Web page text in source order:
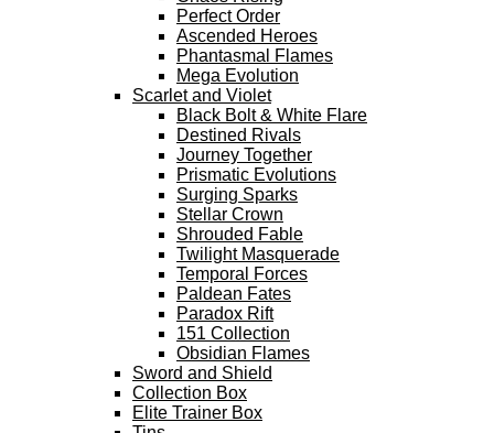
Perfect Order
Ascended Heroes
Phantasmal Flames
Mega Evolution
Scarlet and Violet
Black Bolt & White Flare
Destined Rivals
Journey Together
Prismatic Evolutions
Surging Sparks
Stellar Crown
Shrouded Fable
Twilight Masquerade
Temporal Forces
Paldean Fates
Paradox Rift
151 Collection
Obsidian Flames
Sword and Shield
Collection Box
Elite Trainer Box